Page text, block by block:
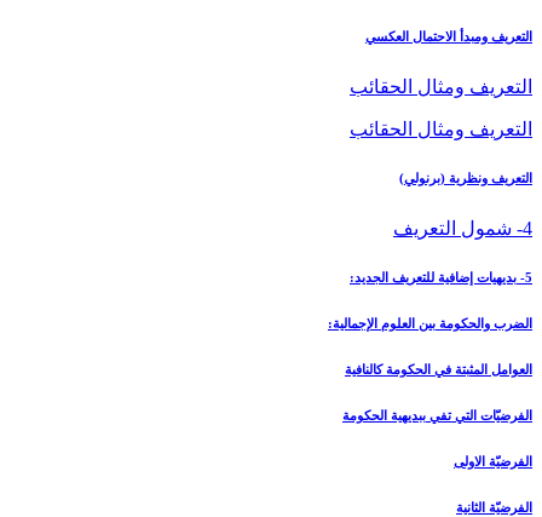
التعريف ومبدأ الاحتمال العكسي
التعريف ومثال الحقائب
التعريف ومثال الحقائب
التعريف ونظرية (برنولي)
4- شمول التعريف
5- بديهيات إضافية للتعريف الجديد:
الضرب والحكومة بين العلوم الإجمالية:
العوامل المثبتة في الحكومة كالنافية
الفرضيّات التي تفي ببديهية الحكومة
الفرضيّة الاولى
الفرضيّة الثانية